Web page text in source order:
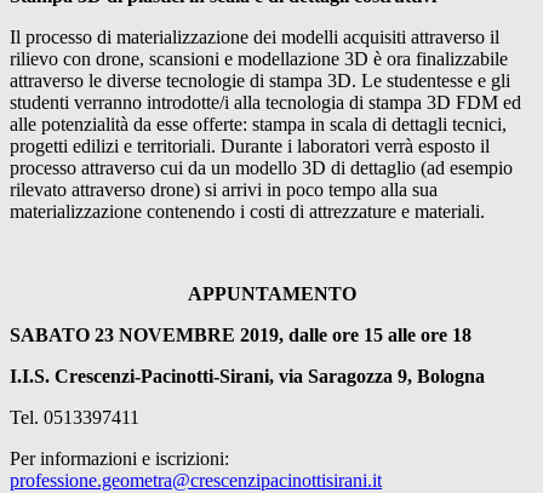
Il processo di materializzazione dei modelli acquisiti attraverso il
rilievo con drone, scansioni e modellazione 3D è ora finalizzabile
attraverso le diverse tecnologie di stampa 3D. Le studentesse e gli
studenti verranno introdotte/i alla tecnologia di stampa 3D FDM ed
alle potenzialità da esse offerte: stampa in scala di dettagli tecnici,
progetti edilizi e territoriali. Durante i laboratori verrà esposto il
processo attraverso cui da un modello 3D di dettaglio (ad esempio
rilevato attraverso drone) si arrivi in poco tempo alla sua
materializzazione contenendo i costi di attrezzature e materiali.
APPUNTAMENTO
SABATO 23 NOVEMBRE 2019, dalle ore 15 alle ore 18
I.I.S. Crescenzi-Pacinotti-Sirani, via Saragozza 9, Bologna
Tel. 0513397411
Per informazioni e iscrizioni:
professione.geometra@crescenzipacinottisirani.it